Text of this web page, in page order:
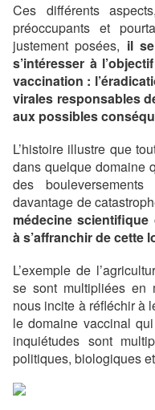
Ces différents
préoccupants et
justement posées, il
s’intéresser à
vaccination :
virales responsables
aux possibles
L’histoire illustre que
dans quelque domaine
des
davantage de
médecine
à s’affranchir de cette
L’exemple de
se sont multipliées en
nous incite à réfléchir à
le domaine vaccinal
inquiétudes sont
politiques, biologiques